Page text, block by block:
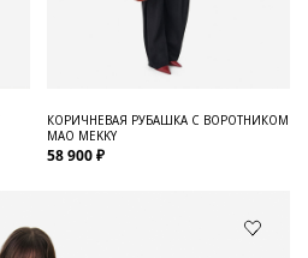
КОРИЧНЕВАЯ РУБАШКА С ВОРОТНИКОМ
МАО MEKKY
58 900 ₽